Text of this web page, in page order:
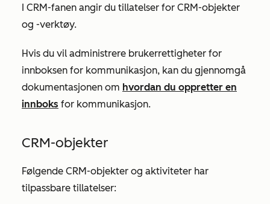
I CRM-fanen angir du tillatelser for CRM-objekter
og -verktøy.
Hvis du vil administrere brukerrettigheter for
innboksen for kommunikasjon, kan du gjennomgå
dokumentasjonen om hvordan du oppretter en
innboks for kommunikasjon.
CRM-objekter
Følgende CRM-objekter og aktiviteter har
tilpassbare tillatelser: